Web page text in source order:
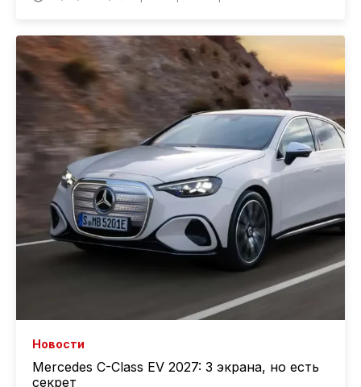
Новости
Mercedes C-Class EV 2027: 3 экрана, но есть
секрет